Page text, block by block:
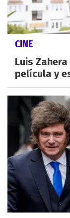
CINE
Luis
película y